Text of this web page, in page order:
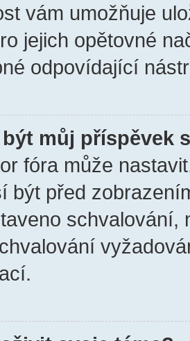
vám umožňuje
jejich opětovné
odpovídající
můj příspěvek
fóra může
být před
schvalování,